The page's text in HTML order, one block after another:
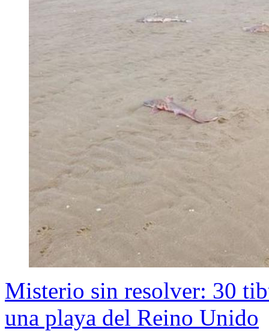
Misterio sin resolver: 30
una playa del Reino Unido